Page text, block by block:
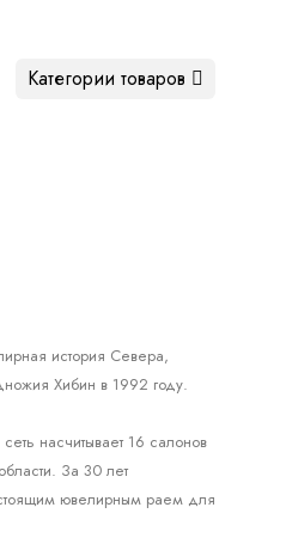
Категории товаров
история Севера,
Хибин в 1992 году.
насчитывает 16 салонов
За 30 лет
ювелирным раем для